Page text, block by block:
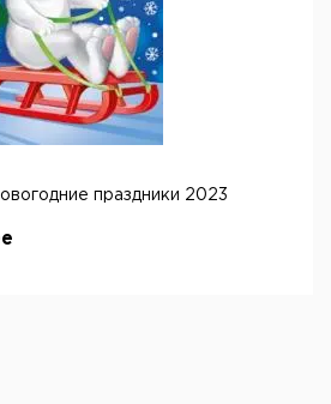
праздники 2023